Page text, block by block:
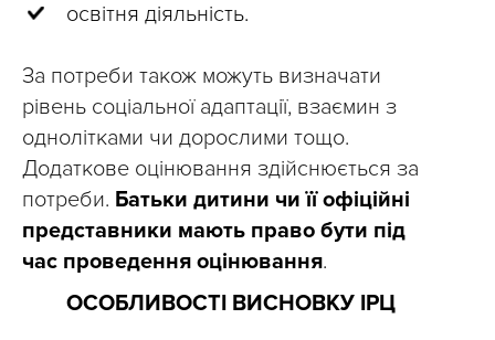
освітня діяльність.
За потреби також можуть визначати
рівень соціальної адаптації, взаємин з
однолітками чи дорослими тощо.
Додаткове оцінювання здійснюється за
потреби. Батьки дитини чи її офіційні
представники мають право бути під
час проведення оцінювання.
ОСОБЛИВОСТІ ВИСНОВКУ ІРЦ